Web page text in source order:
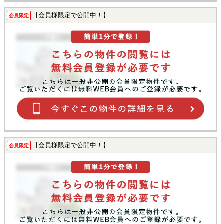
会員限定 【会員様限定で公開中！】
会員限定 【会員様限定で公開中！】